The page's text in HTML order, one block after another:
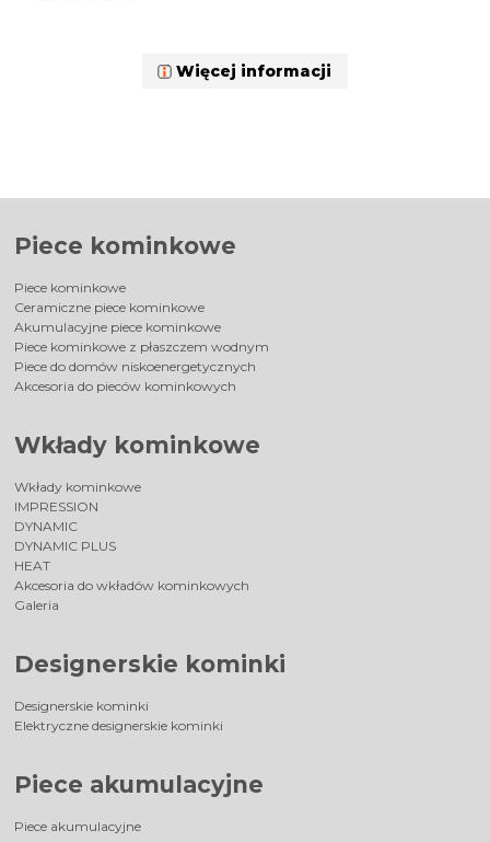
Więcej informacji
Piece kominkowe
Piece kominkowe
Ceramiczne piece kominkowe
Akumulacyjne piece kominkowe
Piece kominkowe z płaszczem wodnym
Piece do domów niskoenergetycznych
Akcesoria do pieców kominkowych
Wkłady kominkowe
Wkłady kominkowe
IMPRESSION
DYNAMIC
DYNAMIC PLUS
HEAT
Akcesoria do wkładów kominkowych
Galeria
Designerskie kominki
Designerskie kominki
Elektryczne designerskie kominki
Piece akumulacyjne
Piece akumulacyjne